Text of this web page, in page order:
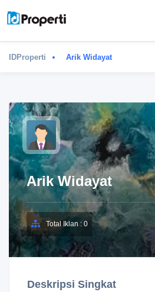
IDProperti Arik Widayat
Arik Widayat
Total Iklan : 0
Deskripsi Singkat